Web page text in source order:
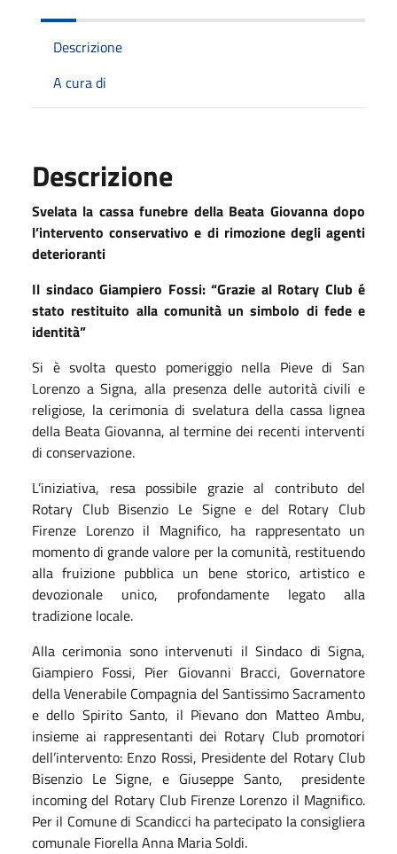
Descrizione
A cura di
Descrizione
Svelata la cassa funebre della Beata Giovanna dopo
l’intervento conservativo e di rimozione degli agenti
deterioranti
Il sindaco Giampiero Fossi: “Grazie al Rotary Club é
stato restituito alla comunità un simbolo di fede e
identità”
Si è svolta questo pomeriggio nella Pieve di San
Lorenzo a Signa, alla presenza delle autorità civili e
religiose, la cerimonia di svelatura della cassa lignea
della Beata Giovanna, al termine dei recenti interventi
di conservazione.
L’iniziativa, resa possibile grazie al contributo del
Rotary Club Bisenzio Le Signe e del Rotary Club
Firenze Lorenzo il Magnifico, ha rappresentato un
momento di grande valore per la comunità, restituendo
alla fruizione pubblica un bene storico, artistico e
devozionale unico, profondamente legato alla
tradizione locale.
Alla cerimonia sono intervenuti il Sindaco di Signa,
Giampiero Fossi, Pier Giovanni Bracci, Governatore
della Venerabile Compagnia del Santissimo Sacramento
e dello Spirito Santo, il Pievano don Matteo Ambu,
insieme ai rappresentanti dei Rotary Club promotori
dell’intervento: Enzo Rossi, Presidente del Rotary Club
Bisenzio Le Signe, e Giuseppe Santo, presidente
incoming del Rotary Club Firenze Lorenzo il Magnifico.
Per il Comune di Scandicci ha partecipato la consigliera
comunale Fiorella Anna Maria Soldi.